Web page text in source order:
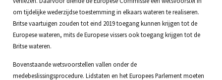
om tijdelijke wederzijdse toestemming in elkaars wateren te realiseren.
Britse vaartuigen zouden tot eind 2019 toegang kunnen krijgen tot de
Europese wateren, mits de Europese vissers ook toegang krijgen tot de
Britse wateren.
Bovenstaande wetsvoorstellen vallen onder de
medebeslissingsprocedure. Lidstaten en het Europees Parlement moeten